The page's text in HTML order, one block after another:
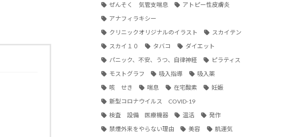
ぜんそく 気管支喘息
アトピー性皮膚炎
アナフィラキシー
クリニックオリジナルのイラスト
スカイテン
スカイ１０
タバコ
ダイエット
パニック、不安、うつ、自律神経
ピラティス
モストグラフ
吸入指導
吸入薬
咳 せき
喘息 在宅酸素
妊娠
新型コロナウイルス COVID-19
検査 設備 医療機器
温活
発作
禁煙外来をやらない理由
美容
肌運気